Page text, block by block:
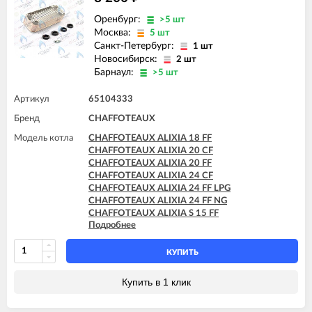
CHAFFOTEAUX PIGMA ULTRA SYSTEM 35 FF
Оренбург: >5 шт
Москва: 5 шт
Санкт-Петербург: 1 шт
Новосибирск: 2 шт
Барнаул: >5 шт
Артикул 65104333
Бренд CHAFFOTEAUX
Модель котла
CHAFFOTEAUX ALIXIA 18 FF
CHAFFOTEAUX ALIXIA 20 CF
CHAFFOTEAUX ALIXIA 20 FF
CHAFFOTEAUX ALIXIA 24 CF
CHAFFOTEAUX ALIXIA 24 FF LPG
CHAFFOTEAUX ALIXIA 24 FF NG
CHAFFOTEAUX ALIXIA S 15 FF
CHAFFOTEAUX ALIXIA S 18 FF
CHAFFOTEAUX ALIXIA S 20 CF
CHAFFOTEAUX ALIXIA S 20 FF
CHAFFOTEAUX ALIXIA S 24 CF
CHAFFOTEAUX ALIXIA S 24 FF
Подробнее
КУПИТЬ
Купить в 1 клик